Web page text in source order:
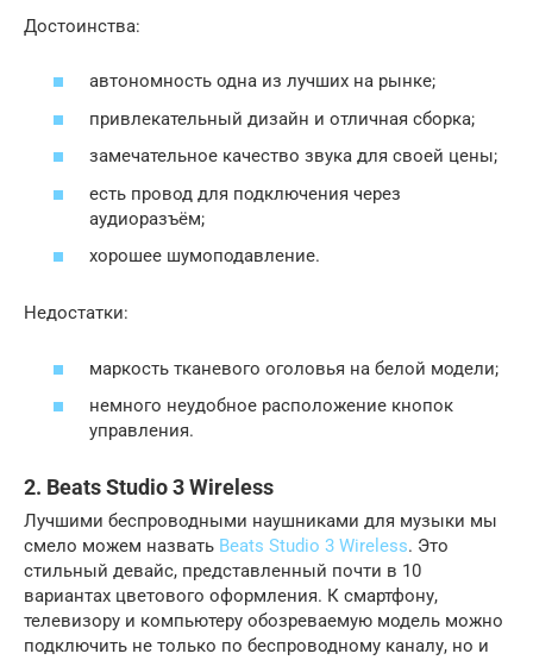
Достоинства:
автономность одна из лучших на рынке;
привлекательный дизайн и отличная сборка;
замечательное качество звука для своей цены;
есть провод для подключения через
аудиоразъём;
хорошее шумоподавление.
Недостатки:
маркость тканевого оголовья на белой модели;
немного неудобное расположение кнопок
управления.
2. Beats Studio 3 Wireless
Лучшими беспроводными наушниками для музыки мы
смело можем назвать Beats Studio 3 Wireless. Это
стильный девайс, представленный почти в 10
вариантах цветового оформления. К смартфону,
телевизору и компьютеру обозреваемую модель можно
подключить не только по беспроводному каналу, но и